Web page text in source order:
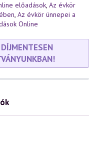
előadások, Az évkör
, Az évkör ünnepei a
Online